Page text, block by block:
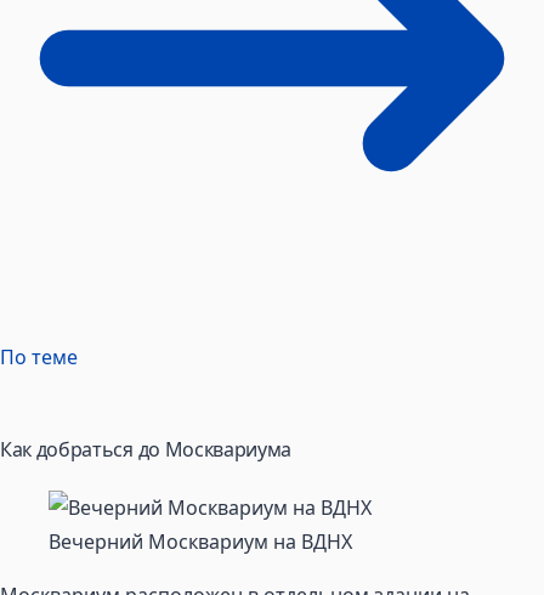
По теме
Как добраться до Москвариума
Вечерний Москвариум на ВДНХ